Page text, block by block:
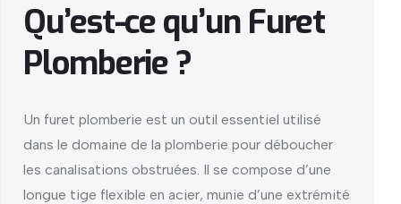
Qu’est-ce qu’un Furet
Plomberie ?
Un furet plomberie est un outil essentiel utilisé
dans le domaine de la plomberie pour déboucher
les canalisations obstruées. Il se compose d’une
longue tige flexible en acier, munie d’une extrémité